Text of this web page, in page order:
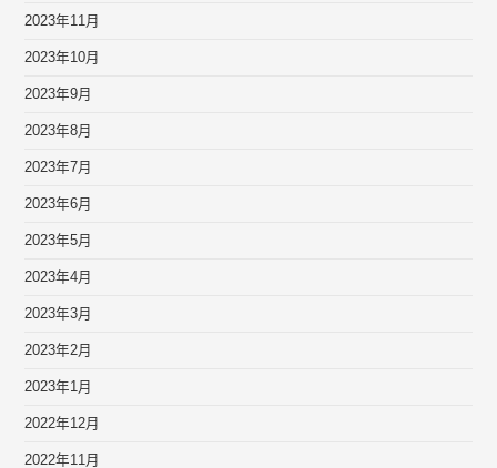
2023年11月
2023年10月
2023年9月
2023年8月
2023年7月
2023年6月
2023年5月
2023年4月
2023年3月
2023年2月
2023年1月
2022年12月
2022年11月